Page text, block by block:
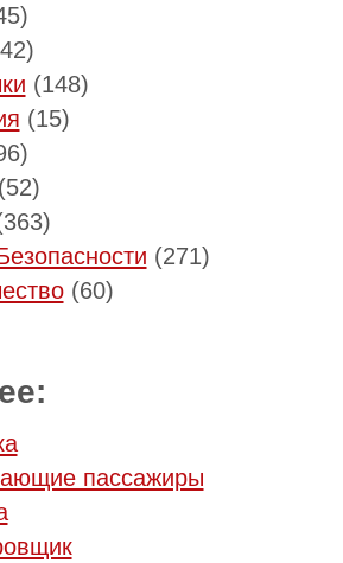
(148)
(15)
(271)
(60)
пассажиры